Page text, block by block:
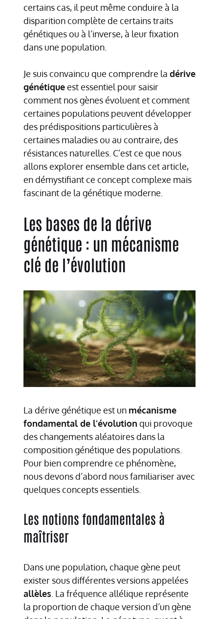
certains cas, il peut même conduire à la
disparition complète de certains traits
génétiques ou à l’inverse, à leur fixation
dans une population.
Je suis convaincu que comprendre la dérive
génétiqueest essentiel pour saisir
comment nos gènes évoluent et comment
certaines populations peuvent développer
des prédispositions particulières à
certaines maladies ou au contraire, des
résistances naturelles. C’est ce que nous
allons explorer ensemble dans cet article,
en démystifiant ce concept complexe mais
fascinant de la génétique moderne.
Les bases de la dérive
génétique : un mécanisme
clé de l’évolution
La dérive génétique est un mécanisme
fondamental de l’évolution qui provoque
des changements aléatoires dans la
composition génétique des populations.
Pour bien comprendre ce phénomène,
nous devons d’abord nous familiariser avec
quelques concepts essentiels.
Les notions fondamentales à
maîtriser
Dans une population, chaque gène peut
exister sous différentes versions appelées
allèles. La fréquence allélique représente
la proportion de chaque version d’un gène